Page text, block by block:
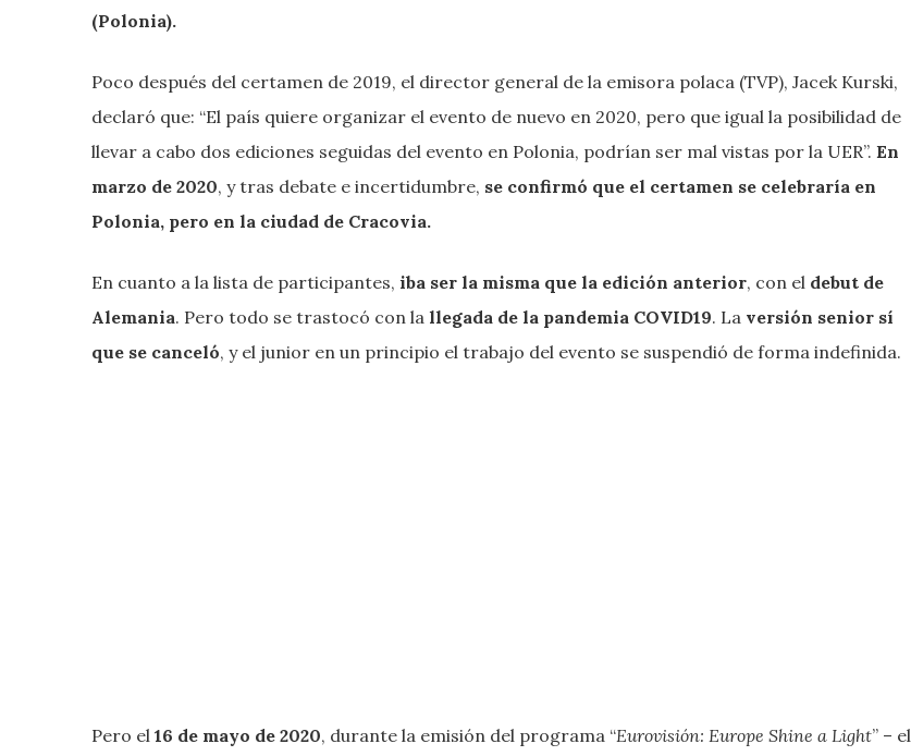
(Polonia).
Poco después del certamen de 2019, el director general de la emisora polaca (TVP), Jacek Kurski,
declaró que: “El país quiere organizar el evento de nuevo en 2020, pero que igual la posibilidad de
llevar a cabo dos ediciones seguidas del evento en Polonia, podrían ser mal vistas por la UER”. En
marzo de 2020, y tras debate e incertidumbre, se confirmó que el certamen se celebraría en
Polonia, pero en la ciudad de Cracovia.
En cuanto a la lista de participantes, iba ser la misma que la edición anterior, con el debut de
Alemania. Pero todo se trastocó con la llegada de la pandemia COVID19. La versión senior sí
que se canceló, y el junior en un principio el trabajo del evento se suspendió de forma indefinida.
Pero el 16 de mayo de 2020, durante la emisión del programa “Eurovisión: Europe Shine a Light” – el